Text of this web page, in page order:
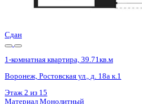
Цена 4 745 800 ₽ 122 789 ₽/м²